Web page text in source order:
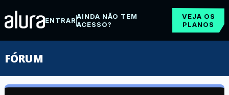
ENTRARAINDA NÃO TEM
ACESSO?
VEJA OS
PLANOS
FÓRUM